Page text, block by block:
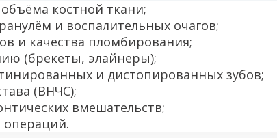
костной ткани;
и воспалительных очагов;
и качества пломбирования;
(брекеты, элайнеры);
и дистопированных зубов;
(ВНЧС);
вмешательств;
операций.